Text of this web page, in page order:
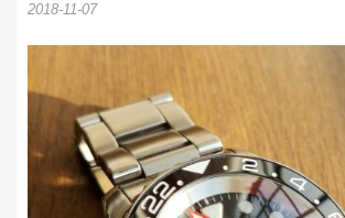
2018-11-07